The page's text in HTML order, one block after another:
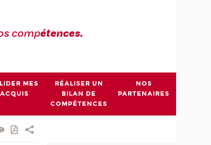
compétences.
MES
ACQUIS
RÉALISER UN
BILAN DE
COMPÉTENCES
NOS
PARTENAIRES